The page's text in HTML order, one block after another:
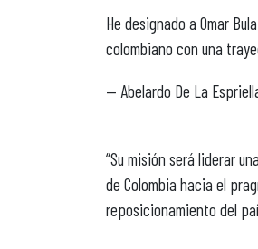
He designado a Omar
colombiano con una
— Abelardo De La
“Su misión será liderar
de Colombia hacia el
reposicionamiento del